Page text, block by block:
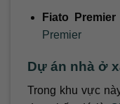
Fiato Premier
Premier
Dự án nhà ở
Trong khu vực